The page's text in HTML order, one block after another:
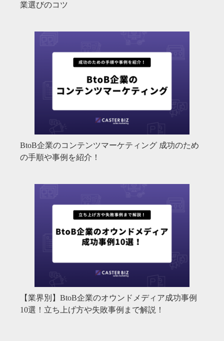
業選びのコツ
BtoB企業のコンテンツマーケティング 成功のため
の手順や事例を紹介！
【業界別】BtoB企業のオウンドメディア成功事例
10選！立ち上げ方や失敗事例まで解説！